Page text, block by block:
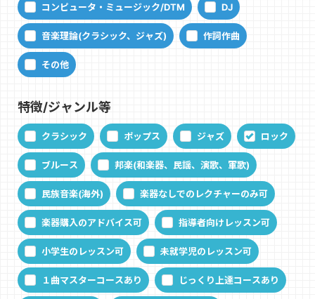
コンピュータ・ミュージック/DTM DJ
音楽理論(クラシック、ジャズ) 作詞作曲
その他
特徴/ジャンル等
クラシック ポップス ジャズ ロック
ブルース 邦楽(和楽器、民謡、演歌、軍歌)
民族音楽(海外) 楽器なしでのレクチャーのみ可
楽器購入のアドバイス可 指導者向けレッスン可
小学生のレッスン可 未就学児のレッスン可
１曲マスターコースあり じっくり上達コースあり